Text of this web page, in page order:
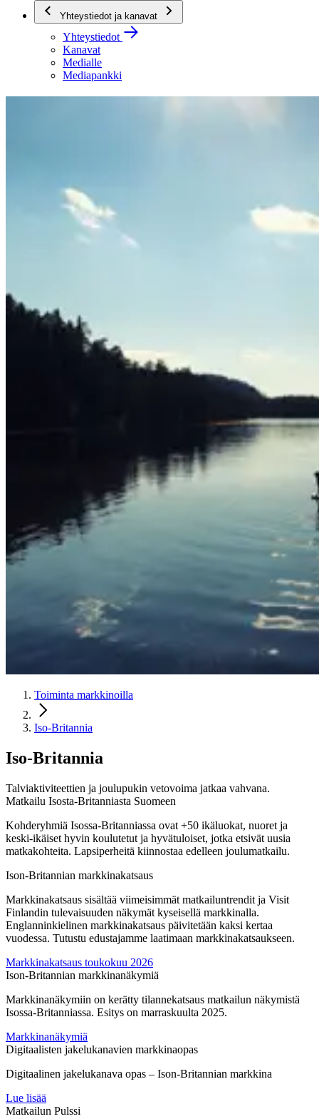
Yhteystiedot ja kanavat
Yhteystiedot
Kanavat
Medialle
Mediapankki
Toiminta markkinoilla
Iso-Britannia
Iso-Britannia
Talviaktiviteettien ja joulupukin vetovoima jatkaa vahvana.
Matkailu Isosta-Britanniasta Suomeen
Kohderyhmiä Isossa-Britanniassa ovat +50 ikäluokat, nuoret ja
keski-ikäiset hyvin koulutetut ja hyvätuloiset, jotka etsivät uusia
matkakohteita. Lapsiperheitä kiinnostaa edelleen joulumatkailu.
Ison-Britannian markkinakatsaus
Markkinakatsaus sisältää viimeisimmät matkailuntrendit ja Visit
Finlandin tulevaisuuden näkymät kyseisellä markkinalla.
Englanninkielinen markkinakatsaus päivitetään kaksi kertaa
vuodessa. Tutustu edustajamme laatimaan markkinakatsaukseen.
Markkinakatsaus toukokuu 2026
Ison-Britannian markkinanäkymiä
Markkinanäkymiin on kerätty tilannekatsaus matkailun näkymistä
Isossa-Britanniassa. Esitys on marraskuulta 2025.
Markkinanäkymiä
Digitaalisten jakelukanavien markkinaopas
Digitaalinen jakelukanava opas – Ison-Britannian markkina
Lue lisää
Matkailun Pulssi